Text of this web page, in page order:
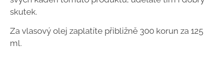
skutek.
Za vlasový olej zaplatíte přibližně 300 korun za 125
ml.